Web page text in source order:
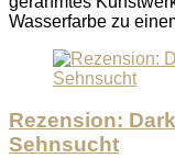
Wasserfarbe zu
Rezension:
Sehnsucht